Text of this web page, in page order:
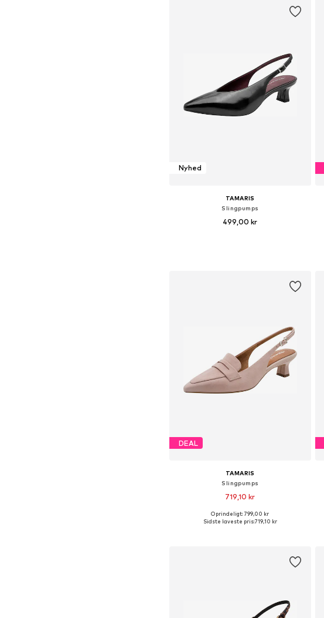
Nyhed
TAMARIS
Slingpumps
499,00 kr
DEAL
TAMARIS
Slingpumps
719,10 kr
Tilgængelige størrelser: 36, 37, 38, 39, 40
Oprindeligt: 799,00 kr
Sidste laveste pris:719,10 kr